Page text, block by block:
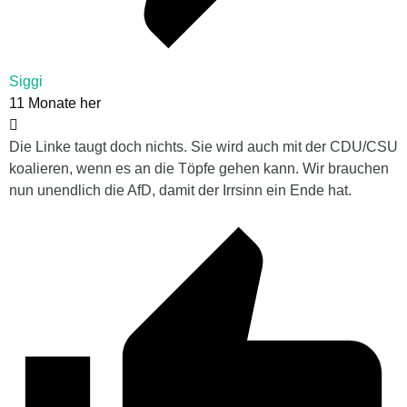
Siggi
11 Monate her
Die Linke taugt doch nichts. Sie wird auch mit der CDU/CSU
koalieren, wenn es an die Töpfe gehen kann. Wir brauchen
nun unendlich die AfD, damit der Irrsinn ein Ende hat.